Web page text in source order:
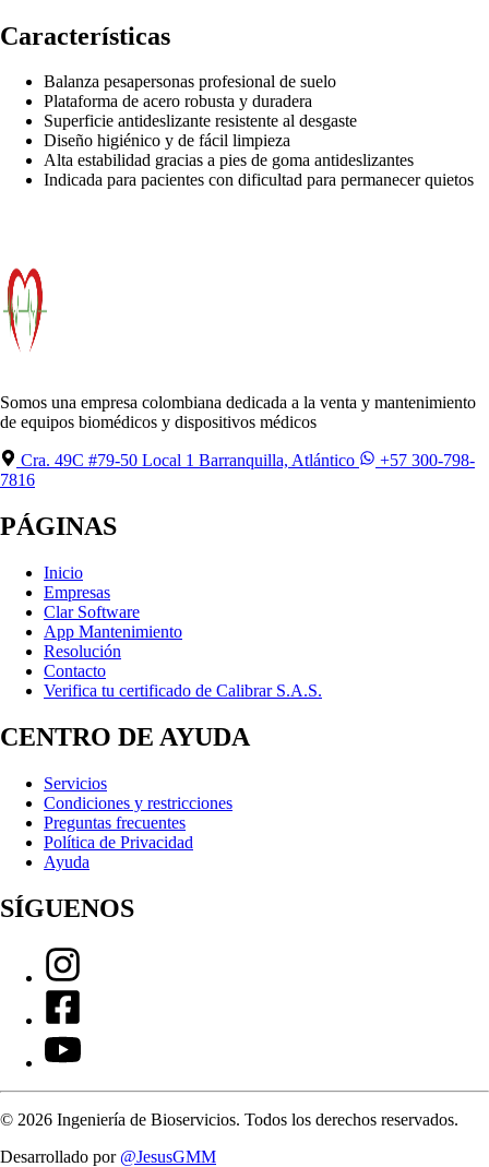
Características
Balanza pesapersonas profesional de suelo
Plataforma de acero robusta y duradera
Superficie antideslizante resistente al desgaste
Diseño higiénico y de fácil limpieza
Alta estabilidad gracias a pies de goma antideslizantes
Indicada para pacientes con dificultad para permanecer quietos
Somos una empresa colombiana dedicada a la venta y mantenimiento
de equipos biomédicos y dispositivos médicos
Cra. 49C #79-50 Local 1 Barranquilla, Atlántico
+57 300-798-
7816
PÁGINAS
Inicio
Empresas
Clar Software
App Mantenimiento
Resolución
Contacto
Verifica tu certificado de Calibrar S.A.S.
CENTRO DE AYUDA
Servicios
Condiciones y restricciones
Preguntas frecuentes
Política de Privacidad
Ayuda
SÍGUENOS
© 2026 Ingeniería de Bioservicios. Todos los derechos reservados.
Desarrollado por @JesusGMM